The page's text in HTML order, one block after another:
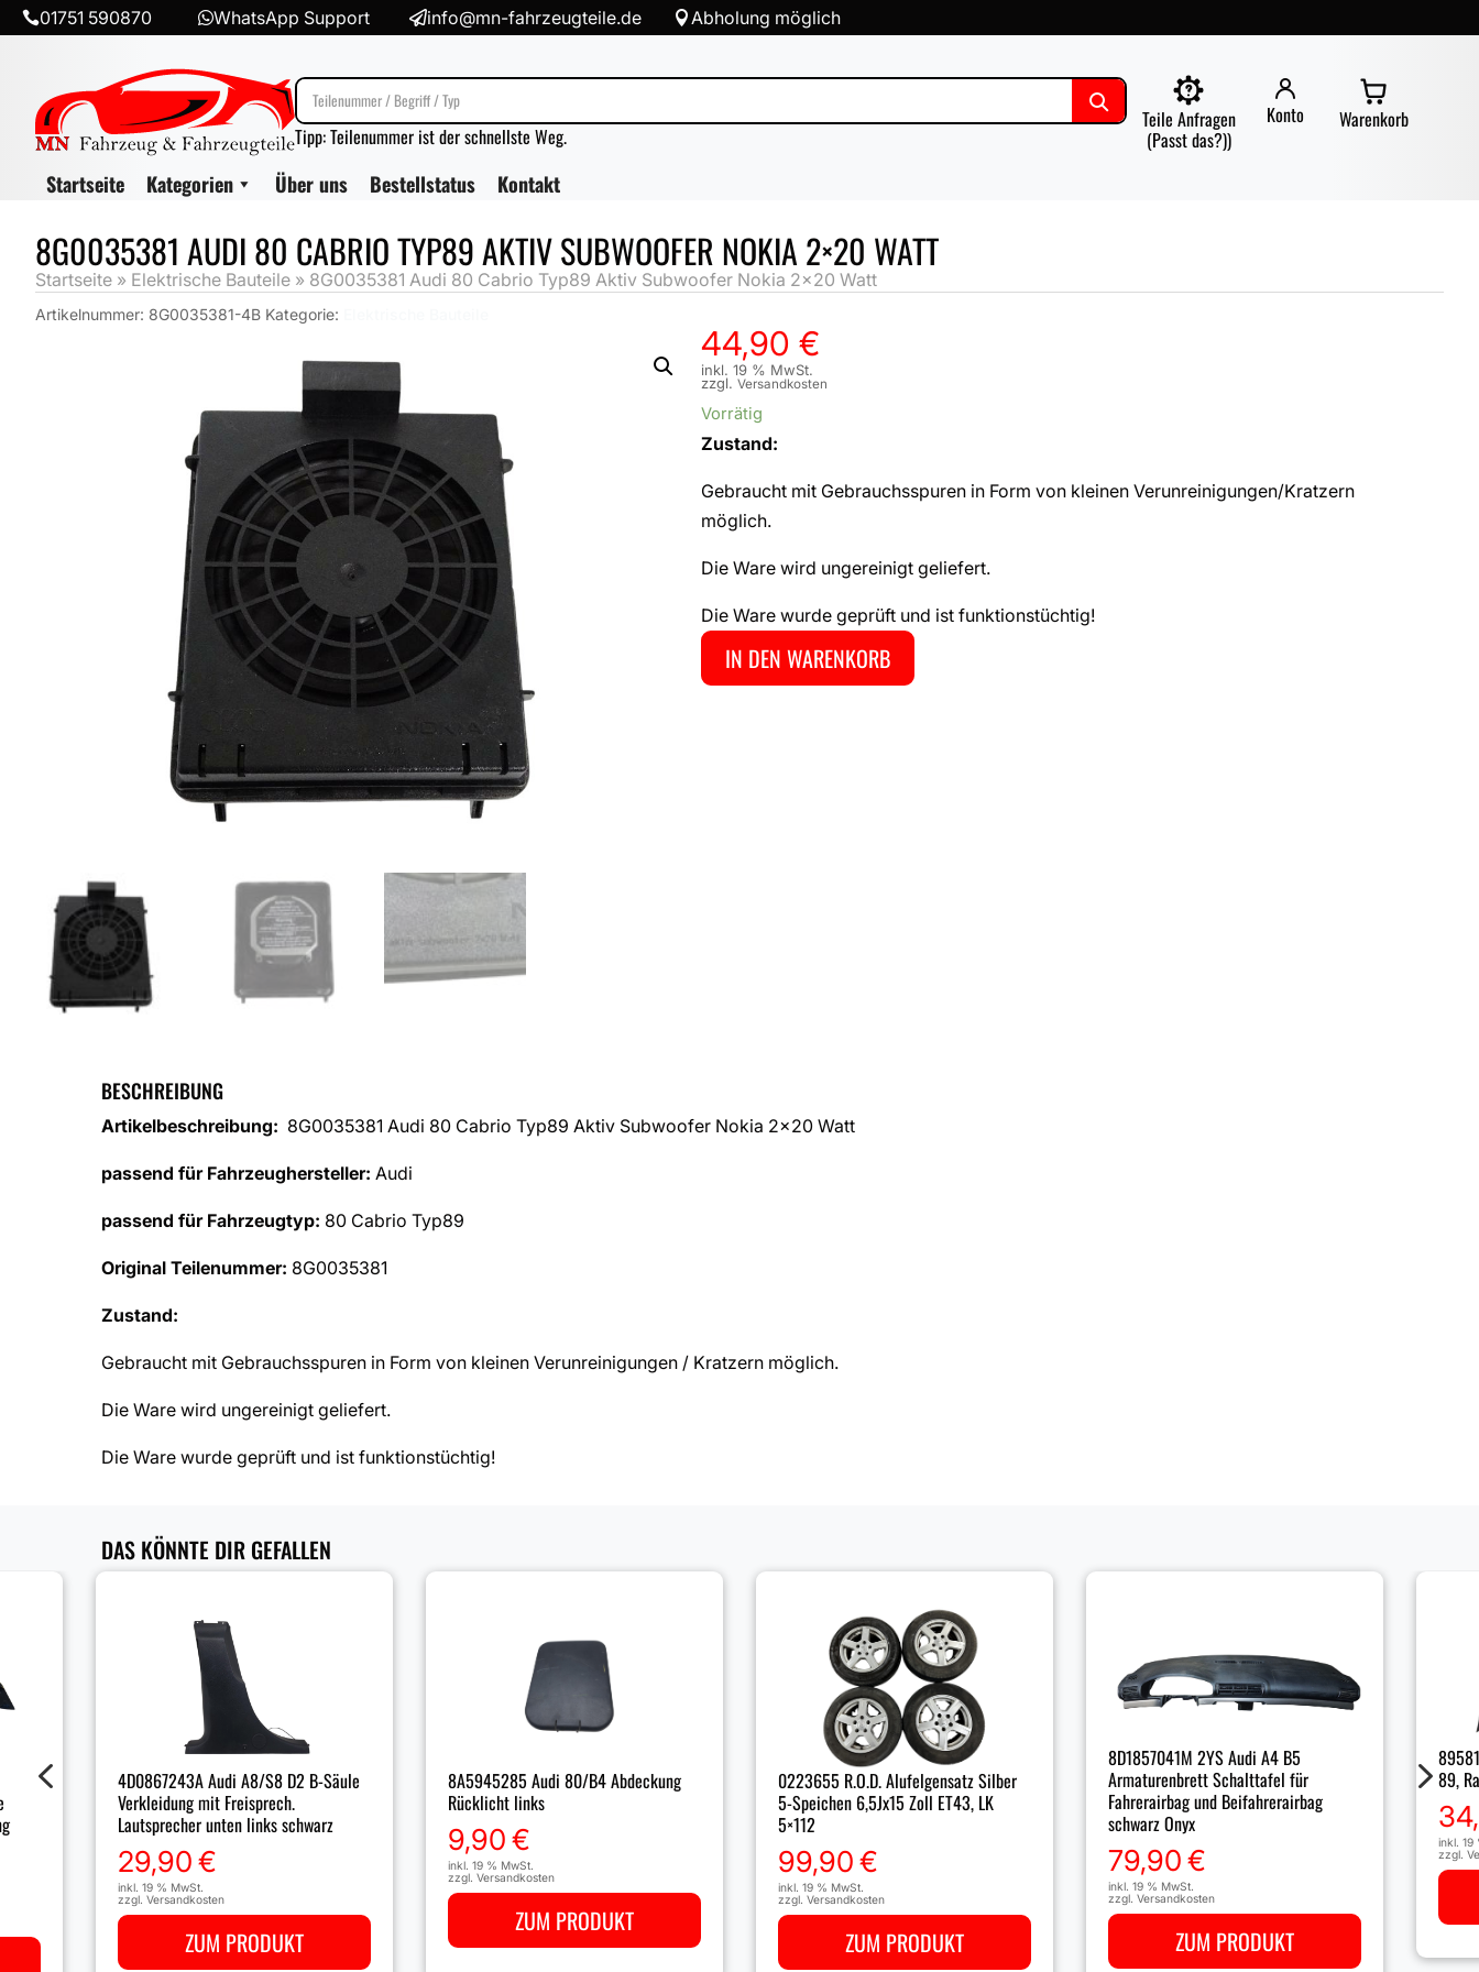
01751 590870 WhatsApp Support info@mn-fahrzeugteile.de Abholung möglich
Teile Anfragen
(Passt das?))
Konto Warenkorb
Tipp: Teilenummer ist der schnellste Weg.
Startseite Kategorien Über uns Bestellstatus Kontakt
8G0035381 AUDI 80 CABRIO TYP89 AKTIV SUBWOOFER NOKIA 2×20 WATT
Startseite » Elektrische Bauteile » 8G0035381 Audi 80 Cabrio Typ89 Aktiv Subwoofer Nokia 2×20 Watt
Artikelnummer: 8G0035381-4B Kategorie:
44,90 €
inkl. 19 % MwSt.
zzgl. Versandkosten
Vorrätig
Zustand:
Gebraucht mit Gebrauchsspuren in Form von kleinen Verunreinigungen/Kratzern
möglich.
Die Ware wird ungereinigt geliefert.
Die Ware wurde geprüft und ist funktionstüchtig!
IN DEN WARENKORB
BESCHREIBUNG
Artikelbeschreibung: 8G0035381 Audi 80 Cabrio Typ89 Aktiv Subwoofer Nokia 2×20 Watt
passend für Fahrzeughersteller: Audi
passend für Fahrzeugtyp: 80 Cabrio Typ89
Original Teilenummer: 8G0035381
Zustand:
Gebraucht mit Gebrauchsspuren in Form von kleinen Verunreinigungen / Kratzern möglich.
Die Ware wird ungereinigt geliefert.
Die Ware wurde geprüft und ist funktionstüchtig!
DAS KÖNNTE DIR GEFALLEN
4D0867243A Audi A8/S8 D2 B-Säule
Verkleidung mit Freisprech.
Lautsprecher unten links schwarz
29,90€
inkl. 19 % MwSt.
zzgl. Versandkosten
ZUM PRODUKT
8A5945285 Audi 80/B4 Abdeckung
Rücklicht links
9,90€
inkl. 19 % MwSt.
zzgl. Versandkosten
ZUM PRODUKT
0223655 R.O.D. Alufelgensatz Silber
5-Speichen 6,5Jx15 Zoll ET43, LK
5×112
99,90€
inkl. 19 % MwSt.
zzgl. Versandkosten
ZUM PRODUKT
8D1857041M 2YS Audi A4 B5
Armaturenbrett Schalttafel für
Fahrerairbag und Beifahrerairbag
schwarz Onyx
79,90€
inkl. 19 % MwSt.
zzgl. Versandkosten
ZUM PRODUKT
89,
inkl. 19
zzgl.
4 5